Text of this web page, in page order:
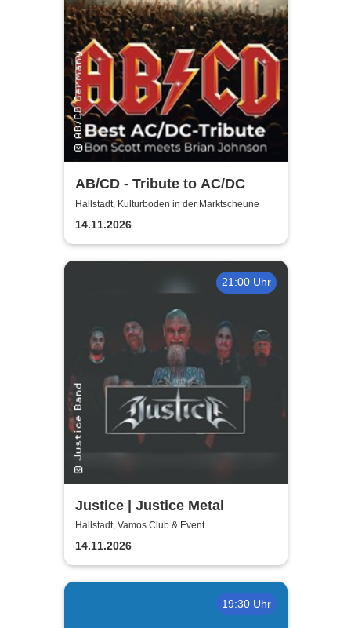
AB/CD - Tribute to AC/DC
Hallstadt, Kulturboden in der Marktscheune
14.11.2026
21:00 Uhr
Justice | Justice Metal
Hallstadt, Vamos Club & Event
14.11.2026
19:30 Uhr